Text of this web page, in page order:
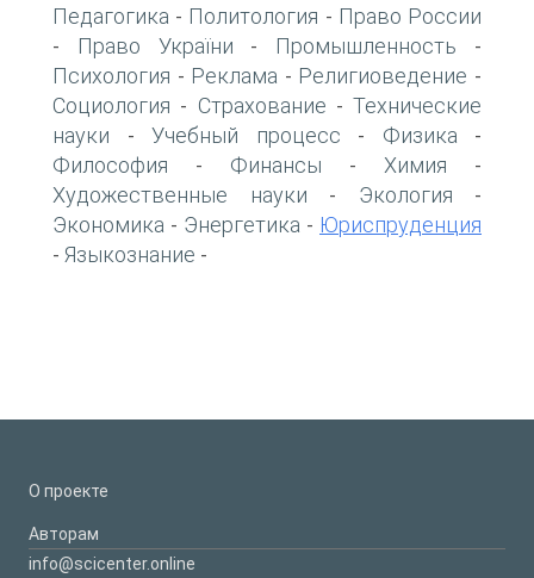
Педагогика - Политология - Право России
- Право України - Промышленность -
Психология - Реклама - Религиоведение -
Социология - Страхование - Технические
науки - Учебный процесс - Физика -
Философия - Финансы - Химия -
Художественные науки - Экология -
Экономика - Энергетика - Юриспруденция
- Языкознание -
О проекте
Авторам
info@scicenter.online